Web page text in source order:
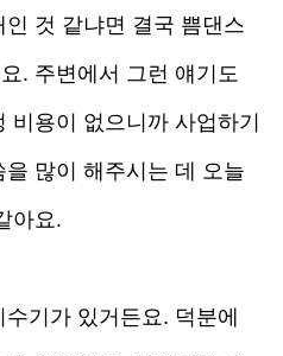
것 같냐면 결국 쁨댄스
. 주변에서 그런 얘기도
비용이 없으니까 사업하기
많이 해주시는 데 오늘
아요.
기가 있거든요. 덕분에